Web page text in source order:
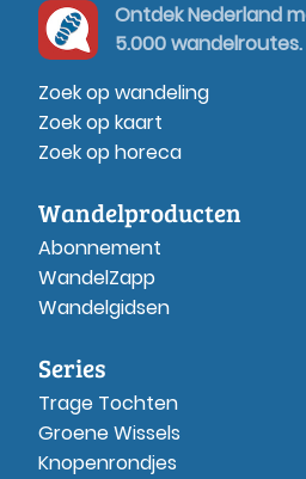
Ontdek Nederland
5.000 wandelroutes.
Zoek op wandeling
Zoek op kaart
Zoek op horeca
Wandelproducten
Abonnement
WandelZapp
Wandelgidsen
Series
Trage Tochten
Groene Wissels
Knopenrondjes